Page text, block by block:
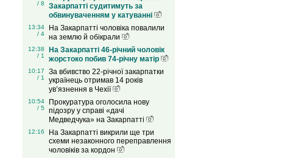
/ 8
Закарпатті судитимуть за
обвинуваченням у катуванні
13:34
/ 4
На Закарпатті чоловіка повалили
на землю й обікрали
12:38
/ 1
На Закарпатті 46-річний чоловік
жорстоко побив 74-річну матір
10:17
/ 1
За вбивство 22-річної закарпатки
українець отримав 14 років
ув’язнення в Чехії
10:54
/ 5
Прокуратура оголосила нову
підозру у справі «дачі
Медведчука» на Закарпатті
12:16
На Закарпатті викрили ще три
схеми незаконного переправлення
чоловіків за кордон